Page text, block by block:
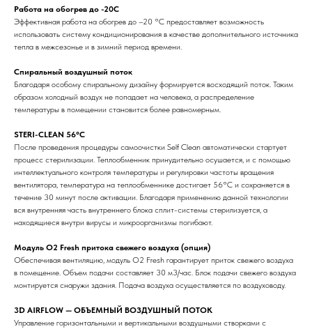
Работа на обогрев до -20С
Эффективная работа на обогрев до –20 °С предоставляет возможность
использовать систему кондиционирования в качестве дополнительного источника
тепла в межсезонье и в зимний период времени.
Спиральный воздушный поток
Благодаря особому спиральному дизайну формируется восходящий поток. Таким
образом холодный воздух не попадает на человека, а распределение
температуры в помещении становится более равномерным.
STERI-CLEAN 56°C
После проведения процедуры самоочистки Self Clean автоматически стартует
процесс стерилизации. Теплообменник принудительно осушается, и с помощью
интеллектуального контроля температуры и регулировки частоты вращения
вентилятора, температура на теплообменнике достигает 56°С и сохраняется в
течение 30 минут после активации. Благодаря применению данной технологии
вся внутренняя часть внутреннего блока сплит-системы стерилизуется, а
находящиеся внутри вирусы и микроорганизмы погибают.
Модуль O2 Fresh притока свежего воздуха (опция)
Обеспечивая вентиляцию, модуль O2 Fresh гарантирует приток свежего воздуха
в помещение. Объем подачи составляет 30 м3/час. Блок подачи свежего воздуха
монтируется снаружи здания. Подача воздуха осуществляется по воздуховоду.
3D AIRFLOW — ОБЪЕМНЫЙ ВОЗДУШНЫЙ ПОТОК
Управление горизонтальными и вертикальными воздушными створками с